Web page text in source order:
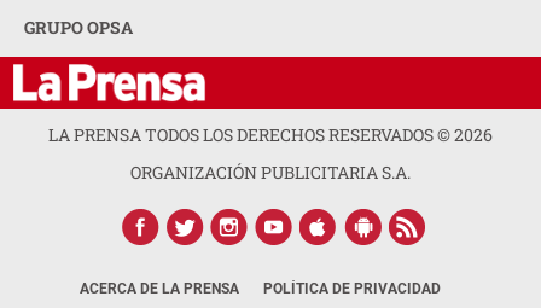
GRUPO OPSA
LA PRENSA TODOS LOS DERECHOS RESERVADOS ©2026
ORGANIZACIÓN PUBLICITARIA S.A.
ACERCA DE LA PRENSA POLÍTICA DE PRIVACIDAD